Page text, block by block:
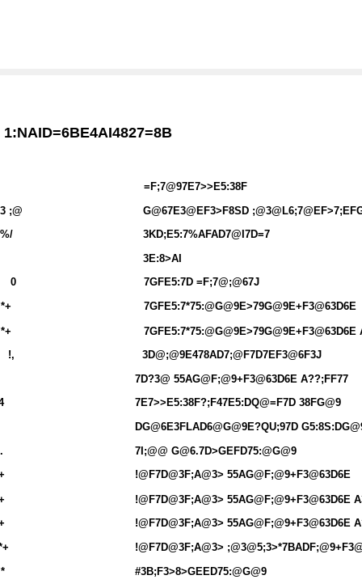
1:NAID=6BE4AI4827=8B
=F;7@97E7>>E5:38F
3 ;@
G@67E3@EF3>F8SD
%/
3KD;E5:7%AFAD7@I7D=7
3E:8>AI
0
7GFE5:7D =F;7@;@67J
*+
7GFE5:7*75:@G@9E>79G@9E+F3@63D6E
*+
7GFE5:7*75:@G@9E>79G@9E+F3@63D6E
!,
3D@;@9E478AD7;@F7D7EF3@6F3J
7D?3@ 55AG@F;@9+F3@63D6E A??;FF77
7E7>>E5:38F?;F47E5:DQ@=F7D 38FG@9
DG@6E3FLAD6@G@9E?QU;97D
7I;@@ G@6.7D>GEFD75:@G@9
!@F7D@3F;A@3> 55AG@F;@9+F3@63D6E
!@F7D@3F;A@3> 55AG@F;@9+F3@63D6E
!@F7D@3F;A@3> 55AG@F;@9+F3@63D6E
!@F7D@3F;A@3>
#3B;F3>8>GEED75:@G@9